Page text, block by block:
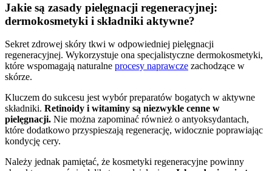
Jakie są zasady pielęgnacji regeneracyjnej:
dermokosmetyki i składniki aktywne?
Sekret zdrowej skóry tkwi w odpowiedniej pielęgnacji
regeneracyjnej. Wykorzystuje ona specjalistyczne dermokosmetyki,
które wspomagają naturalne procesy naprawcze zachodzące w
skórze.
Kluczem do sukcesu jest wybór preparatów bogatych w aktywne
składniki. Retinoidy i witaminy są niezwykle cenne w
pielęgnacji. Nie można zapominać również o antyoksydantach,
które dodatkowo przyspieszają regenerację, widocznie poprawiając
kondycję cery.
Należy jednak pamiętać, że kosmetyki regeneracyjne powinny